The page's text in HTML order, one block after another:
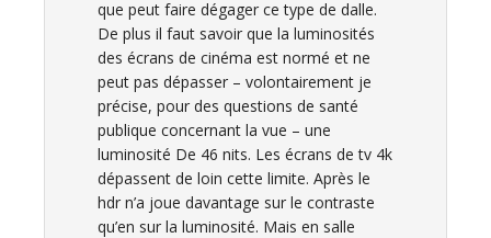
que peut faire dégager ce type de dalle.
De plus il faut savoir que la luminosités
des écrans de cinéma est normé et ne
peut pas dépasser – volontairement je
précise, pour des questions de santé
publique concernant la vue – une
luminosité De 46 nits. Les écrans de tv 4k
dépassent de loin cette limite. Après le
hdr n’a joue davantage sur le contraste
qu’en sur la luminosité. Mais en salle